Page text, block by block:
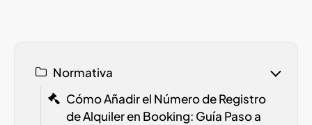
Normativa
Cómo Añadir el Número de Registro
de Alquiler en Booking: Guía Paso a